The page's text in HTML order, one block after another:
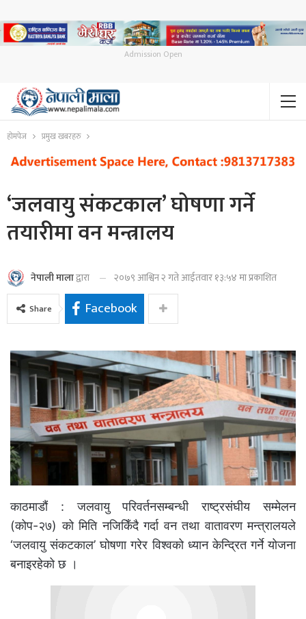
Admission Open
होमपेज प्रमुख खबरहरु
‘जलवायु संकटकाल’ घोषणा गर्ने
तयारीमा वन मन्त्रालय
नेपाली मालाद्वारा २०७९ आश्विन २ गते आईतवार १३:५४ मा प्रकाशित
Share Facebook
काठमाडौं : जलवायु परिवर्तनसम्बन्धी राष्ट्रसंघीय सम्मेलन
(कोप-२७) को मिति नजिकिँदै गर्दा वन तथा वातावरण मन्त्रालयले
‘जलवायु संकटकाल’ घोषणा गरेर विश्वको ध्यान केन्द्रित गर्ने योजना
बनाइरहेको छ ।